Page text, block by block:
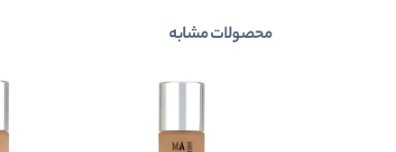
محصولات مشابه